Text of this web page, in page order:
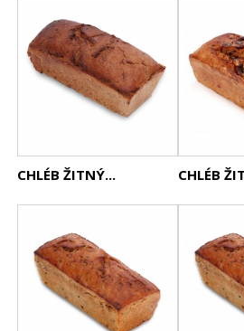
CHLÉB ŽITNÝ... CHLÉB